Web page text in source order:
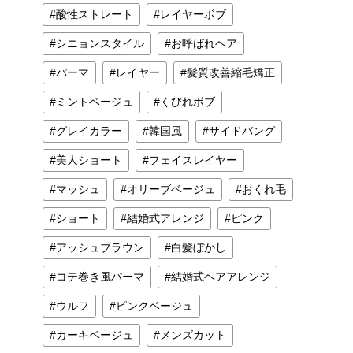
酸性ストレート レイヤーボブ
シニョンスタイル お呼ばれヘア
パーマ レイヤー 髪質改善縮毛矯正
ミントベージュ くびれボブ
グレイカラー 韓国風 サイドバング
美人ショート フェイスレイヤー
マッシュ オリーブベージュ おくれ毛
ショート 結婚式アレンジ ピンク
アッシュブラウン 白髪ぼかし
コテ巻き風パーマ 結婚式ヘアアレンジ
ウルフ ピンクベージュ
カーキベージュ メンズカット